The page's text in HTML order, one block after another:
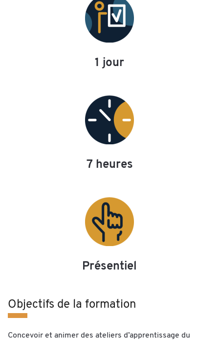
1 jour
7 heures
Présentiel
Objectifs de la formation
Concevoir et animer des ateliers d’apprentissage du